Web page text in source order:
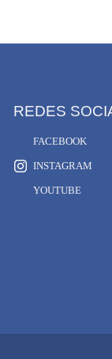
FACEBOOK
INSTAGRAM
YOUTUBE
REDES